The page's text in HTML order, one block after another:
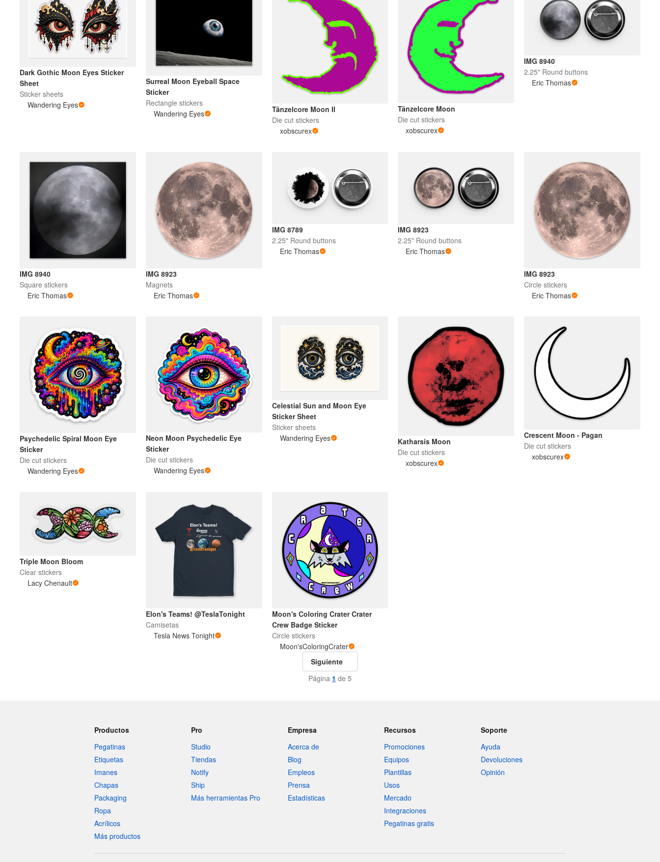
Dark Gothic Moon Eyes Sticker
Sheet
Sticker sheets
Wandering Eyes
Surreal Moon Eyeball Space
Sticker
Rectangle stickers
Wandering Eyes
Tänzelcore Moon II
Die cut stickers
xobscurex
Tänzelcore Moon
Die cut stickers
xobscurex
IMG 8940
2.25" Round buttons
Eric Thomas
IMG 8940
Square stickers
Eric Thomas
IMG 8923
Magnets
Eric Thomas
IMG 8789
2.25" Round buttons
Eric Thomas
IMG 8923
2.25" Round buttons
Eric Thomas
IMG 8923
Circle stickers
Eric Thomas
Psychedelic Spiral Moon Eye
Sticker
Die cut stickers
Wandering Eyes
Neon Moon Psychedelic Eye
Sticker
Die cut stickers
Wandering Eyes
Celestial Sun and Moon Eye
Sticker Sheet
Sticker sheets
Wandering Eyes
Katharsis Moon
Die cut stickers
xobscurex
Crescent Moon - Pagan
Die cut stickers
xobscurex
Triple Moon Bloom
Clear stickers
Lacy Chenault
Elon's Teams! @TeslaTonight
Camisetas
Tesla News Tonight
Moon's Coloring Crater Crater
Crew Badge Sticker
Circle stickers
Moon'sColoringCrater
Siguiente
Página 1 de 5
Productos
Pegatinas
Etiquetas
Imanes
Chapas
Packaging
Ropa
Acrílicos
Más productos
Pro
Studio
Tiendas
Notify
Ship
Más herramientas Pro
Empresa
Acerca de
Blog
Empleos
Prensa
Estadísticas
Recursos
Promociones
Equipos
Plantillas
Usos
Mercado
Integraciones
Pegatinas gratis
Soporte
Ayuda
Devoluciones
Opinión